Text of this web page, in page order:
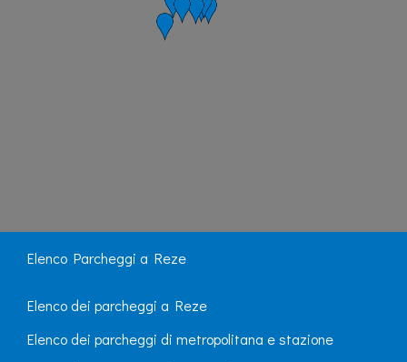
Elenco Parcheggi a Reze
Elenco dei parcheggi a Reze
Elenco dei parcheggi di metropolitana e stazione